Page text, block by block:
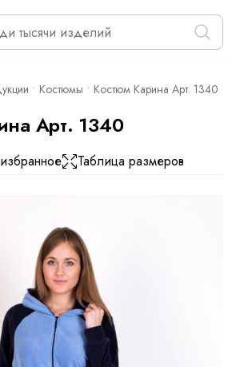
Костюмы Костюм Карина Арт. 1340
Арт. 1340
Таблица размеров